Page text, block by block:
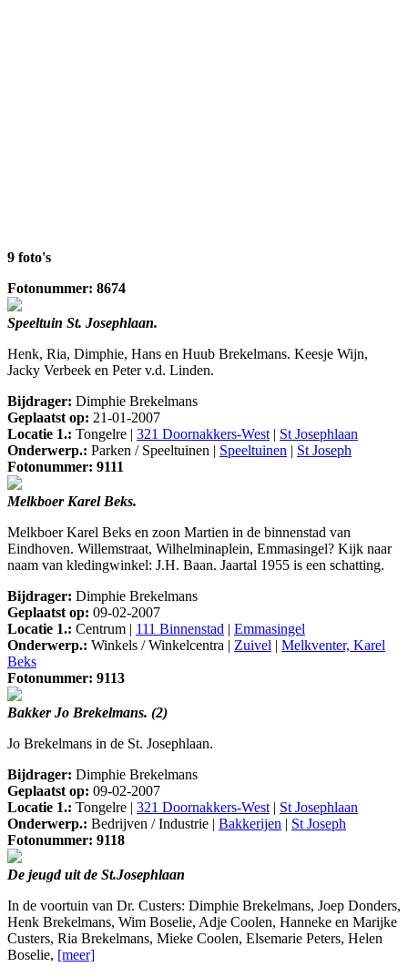
9 foto's
Fotonummer: 8674
Speeltuin St. Josephlaan.
Henk, Ria, Dimphie, Hans en Huub Brekelmans. Keesje Wijn,
Jacky Verbeek en Peter v.d. Linden.
Bijdrager: Dimphie Brekelmans
Geplaatst op: 21-01-2007
Locatie 1.: Tongelre | 321 Doornakkers-West | St Josephlaan
Onderwerp.: Parken / Speeltuinen | Speeltuinen | St Joseph
Fotonummer: 9111
Melkboer Karel Beks.
Melkboer Karel Beks en zoon Martien in de binnenstad van
Eindhoven. Willemstraat, Wilhelminaplein, Emmasingel? Kijk naar
naam van kledingwinkel: J.H. Baan. Jaartal 1955 is een schatting.
Bijdrager: Dimphie Brekelmans
Geplaatst op: 09-02-2007
Locatie 1.: Centrum | 111 Binnenstad | Emmasingel
Onderwerp.: Winkels / Winkelcentra | Zuivel | Melkventer, Karel
Beks
Fotonummer: 9113
Bakker Jo Brekelmans. (2)
Jo Brekelmans in de St. Josephlaan.
Bijdrager: Dimphie Brekelmans
Geplaatst op: 09-02-2007
Locatie 1.: Tongelre | 321 Doornakkers-West | St Josephlaan
Onderwerp.: Bedrijven / Industrie | Bakkerijen | St Joseph
Fotonummer: 9118
De jeugd uit de St.Josephlaan
In de voortuin van Dr. Custers: Dimphie Brekelmans, Joep Donders,
Henk Brekelmans, Wim Boselie, Adje Coolen, Hanneke en Marijke
Custers, Ria Brekelmans, Mieke Coolen, Elsemarie Peters, Helen
Boselie, [meer]